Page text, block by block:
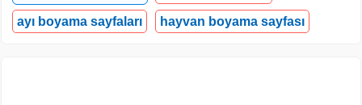
ayı boyama sayfaları hayvan boyama sayfası